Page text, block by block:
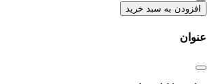
کف
مواد
شیاری
افزودن به سبد خرید
عنوان